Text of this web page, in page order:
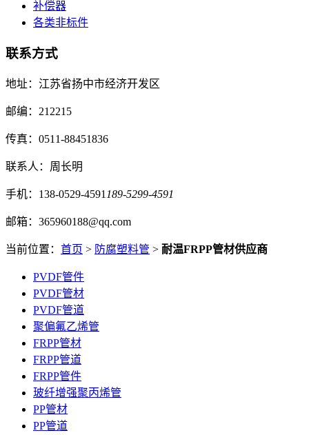
补偿器
各类非标件
联系方式
地址：江苏省扬中市经济开发区
邮编：212215
传真：0511-88451836
联系人：周长明
手机：138-0529-4591 189-5299-4591
邮箱：365960188@qq.com
当前位置： 首页 > 防腐塑料管 > 耐温FRPP管材供应商
PVDF管件
PVDF管材
PVDF管道
聚偏氟乙烯管
FRPP管材
FRPP管道
FRPP管件
玻纤增强聚丙烯管
PP管材
PP管道